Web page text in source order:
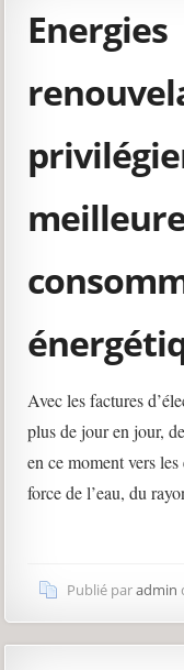
Energies
Avec les factures
plus de jour en jour,
en ce moment vers
force de l’eau, du
Publié paradmin